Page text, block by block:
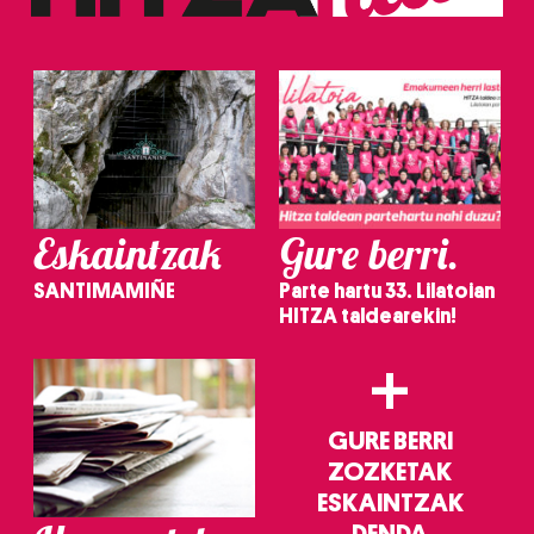
Eskaintzak
SANTIMAMIÑE
Gure berri.
Parte hartu 33. Lilatoian
HITZA taldearekin!
+
GURE BERRI
ZOZKETAK
ESKAINTZAK